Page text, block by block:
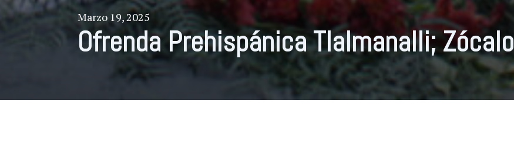
Marzo 19, 2025
Ofrenda Prehispánica Tlalmanalli; Zócalo